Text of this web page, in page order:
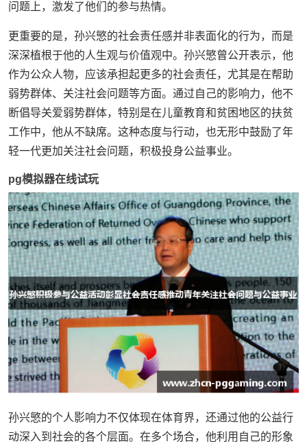
问题上，激发了他们的参与热情。
更重要的是，孙兴慜的社会责任感并非表面化的行为，而是
深深植根于他的人生观与价值观中。孙兴慜曾公开表示，他
作为公众人物，应该承担起更多的社会责任，尤其是在帮助
弱势群体、关注社会问题等方面。通过自己的影响力，他不
断倡导关爱弱势群体，特别是在儿童教育和贫困地区的扶贫
工作中，他从不缺席。这种态度与行动，也无形中鼓励了年
轻一代更加关注社会问题，积极投身公益事业。
pg模拟器在线试玩
孙兴慜的个人影响力不仅体现在体育界，还通过他的公益行
动深入到社会的各个层面。在多个场合，他利用自己的形象